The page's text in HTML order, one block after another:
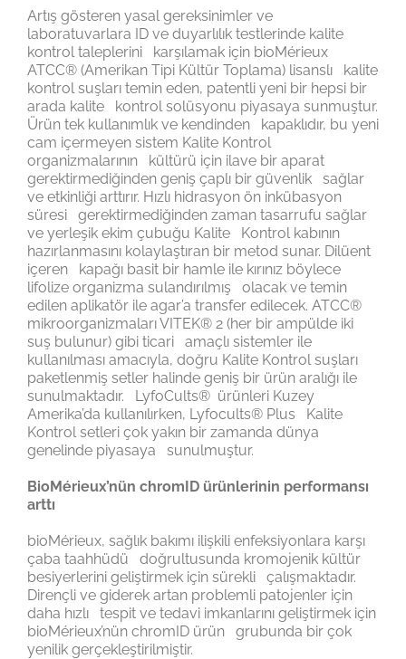
Artış gösteren yasal gereksinimler ve
laboratuvarlara ID ve duyarlılık testlerinde kalite
kontrol taleplerini karşılamak için bioMérieux
ATCC® (Amerikan Tipi Kültür Toplama) lisanslı kalite
kontrol suşları temin eden, patentli yeni bir hepsi bir
arada kalite kontrol solüsyonu piyasaya sunmuştur.
Ürün tek kullanımlık ve kendinden kapaklıdır, bu yeni
cam içermeyen sistem Kalite Kontrol
organizmalarının kültürü için ilave bir aparat
gerektirmediğinden geniş çaplı bir güvenlik sağlar
ve etkinliği arttırır. Hızlı hidrasyon ön inkübasyon
süresi gerektirmediğinden zaman tasarrufu sağlar
ve yerleşik ekim çubuğu Kalite Kontrol kabının
hazırlanmasını kolaylaştıran bir metod sunar. Dilüent
içeren kapağı basit bir hamle ile kırınız böylece
lifolize organizma sulandırılmış olacak ve temin
edilen aplikatör ile agar’a transfer edilecek. ATCC®
mikroorganizmaları VITEK® 2 (her bir ampülde iki
suş bulunur) gibi ticari amaçlı sistemler ile
kullanılması amacıyla, doğru Kalite Kontrol suşları
paketlenmiş setler halinde geniş bir ürün aralığı ile
sunulmaktadır. LyfoCults® ürünleri Kuzey
Amerika’da kullanılırken, Lyfocults® Plus Kalite
Kontrol setleri çok yakın bir zamanda dünya
genelinde piyasaya sunulmuştur.
BioMérieux’nün chromID ürünlerinin performansı
arttı
bioMérieux, sağlık bakımı ilişkili enfeksiyonlara karşı
çaba taahhüdü doğrultusunda kromojenik kültür
besiyerlerini geliştirmek için sürekli çalışmaktadır.
Dirençli ve giderek artan problemli patojenler için
daha hızlı tespit ve tedavi imkanlarını geliştirmek için
bioMérieux’nün chromID ürün grubunda bir çok
yenilik gerçekleştirilmiştir.